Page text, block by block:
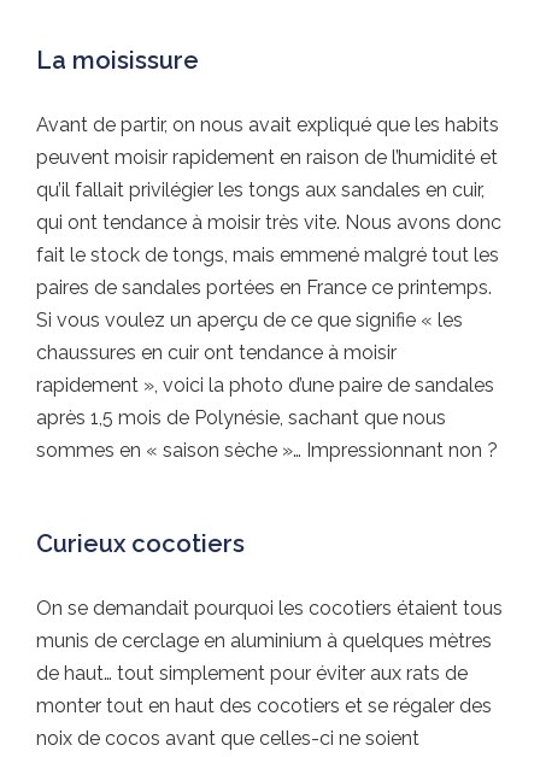
La moisissure
Avant de partir, on nous avait expliqué que les habits
peuvent moisir rapidement en raison de l’humidité et
qu’il fallait privilégier les tongs aux sandales en cuir,
qui ont tendance à moisir très vite. Nous avons donc
fait le stock de tongs, mais emmené malgré tout les
paires de sandales portées en France ce printemps.
Si vous voulez un aperçu de ce que signifie « les
chaussures en cuir ont tendance à moisir
rapidement », voici la photo d’une paire de sandales
après 1,5 mois de Polynésie, sachant que nous
sommes en « saison sèche »… Impressionnant non ?
Curieux cocotiers
On se demandait pourquoi les cocotiers étaient tous
munis de cerclage en aluminium à quelques mètres
de haut… tout simplement pour éviter aux rats de
monter tout en haut des cocotiers et se régaler des
noix de cocos avant que celles-ci ne soient